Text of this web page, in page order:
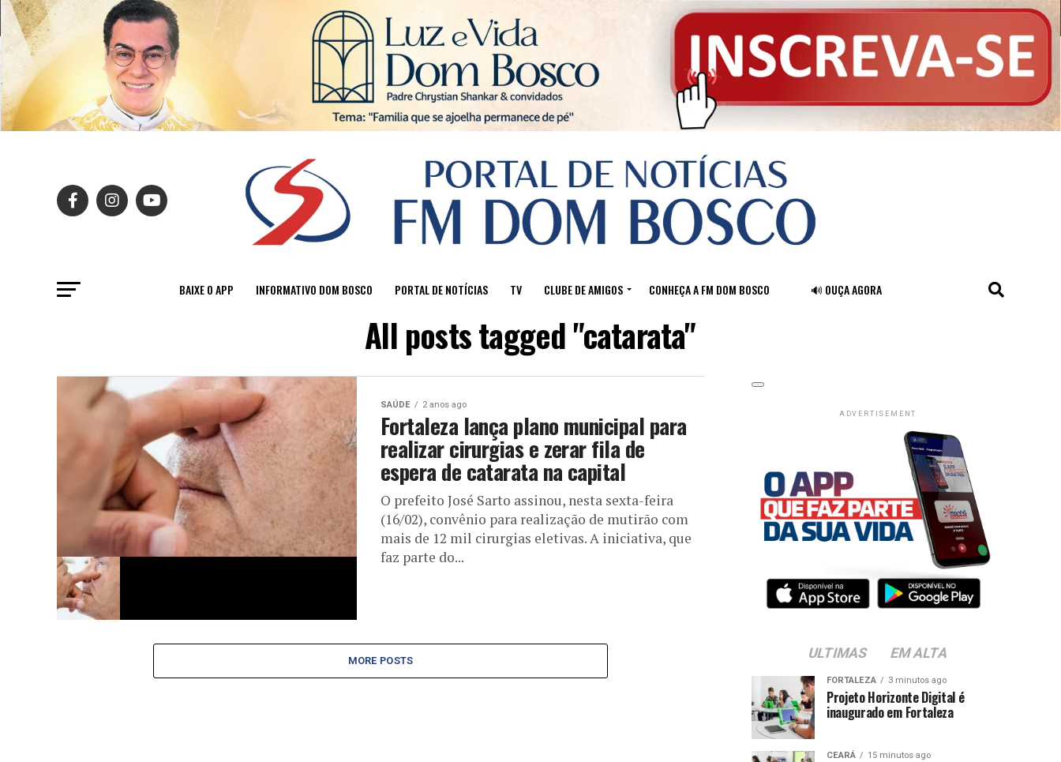
BAIXE O APP INFORMATIVO DOM BOSCO PORTAL DE NOTÍCIAS TV CLUBE DE AMIGOS CONHEÇA A FM DOM BOSCO 🔊 OUÇA AGORA
All posts tagged "catarata"
SAÚDE 2 anos ago
Fortaleza lança plano municipal para
realizar cirurgias e zerar fila de
espera de catarata na capital
O prefeito José Sarto assinou, nesta sexta-feira
(16/02), convênio para realização de mutirão com
mais de 12 mil cirurgias eletivas. A iniciativa, que
faz parte do...
MORE POSTS
ADVERTISEMENT
ULTIMAS EM ALTA
FORTALEZA 3 minutos ago
Projeto Horizonte Digital é
inaugurado em Fortaleza
CEARÁ 15 minutos ago
Sair da versão mobile